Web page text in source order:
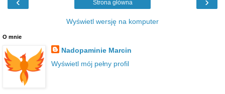
Strona główna
Wyświetl wersję na komputer
O mnie
Nadopaminie Marcin
Wyświetl mój pełny profil